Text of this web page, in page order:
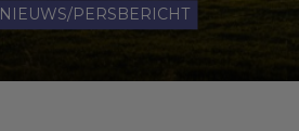
NIEUWS/PERSBERICHT